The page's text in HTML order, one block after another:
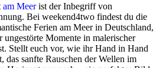
am Meerist der Inbegriff von
Bei weekend4two findest du die
Ferien am Meer in Deutschland,
ungestörte Momente in malerischer
Stellt euch vor, wie ihr Hand in Hand
das sanfte Rauschen der Wellen im